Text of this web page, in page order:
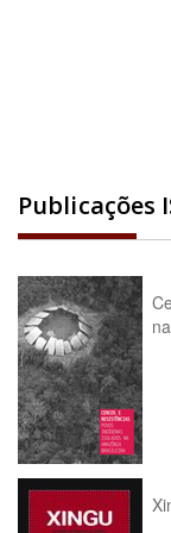
Publicações